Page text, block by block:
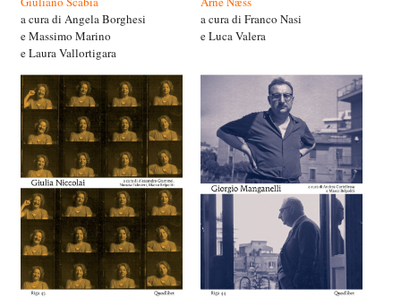
a cura di Angela Borghesi
e Massimo Marino
e Laura Vallortigara
a cura di Franco Nasi
e Luca Valera